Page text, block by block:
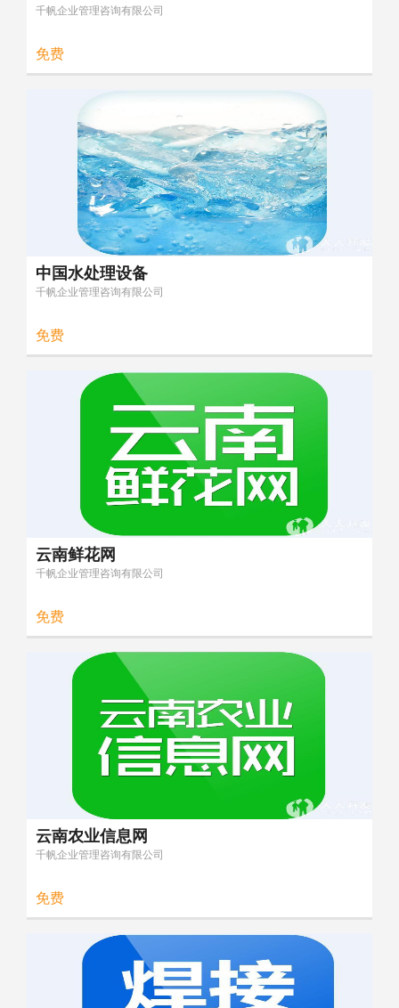
千帆企业管理咨询有限公司
免费
中国水处理设备
千帆企业管理咨询有限公司
免费
云南鲜花网
千帆企业管理咨询有限公司
免费
云南农业信息网
千帆企业管理咨询有限公司
免费